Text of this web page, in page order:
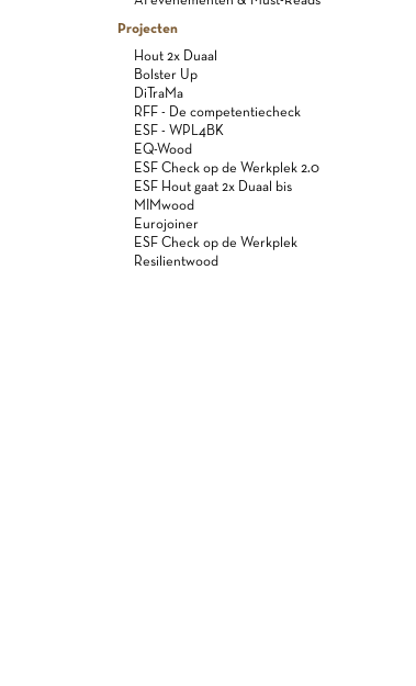
Projecten
Hout 2x Duaal
Bolster Up
DiTraMa
RFF - De competentiecheck
ESF - WPL4BK
EQ-Wood
ESF Check op de Werkplek 2.0
ESF Hout gaat 2x Duaal bis
MIMwood
Eurojoiner
ESF Check op de Werkplek
Resilientwood